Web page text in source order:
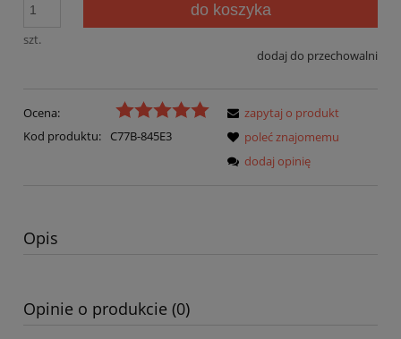
szt.
do koszyka
dodaj do przechowalni
Ocena:
Kod produktu:
C77B-845E3
zapytaj o produkt
poleć znajomemu
dodaj opinię
Opis
Opinie o produkcie (0)